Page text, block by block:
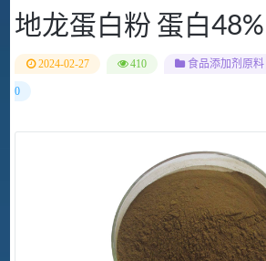
地龙蛋白粉 蛋白48%
2024-02-27 410 食品添加剂原料|
0